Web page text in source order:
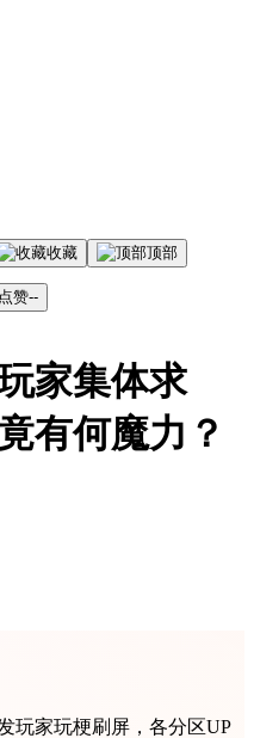
收藏 顶部
--
家集体求
有何魔力？
玩家玩梗刷屏，各分区UP